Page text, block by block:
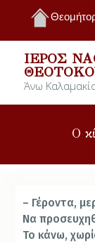
ΙΕΡΌΣ
Άνω
Ο
– Γέροντα,
Να
Το κάνω,